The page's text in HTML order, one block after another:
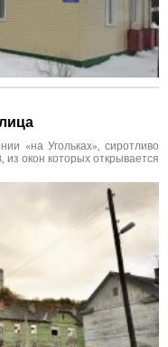
«на Угольках», сиротливо
окон которых открывается